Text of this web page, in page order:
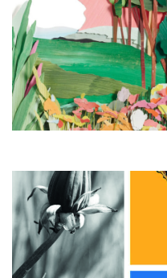
3
au salon, à
En